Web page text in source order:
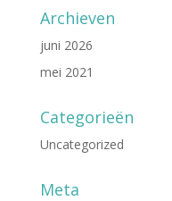
Archieven
juni 2026
mei 2021
Categorieën
Uncategorized
Meta